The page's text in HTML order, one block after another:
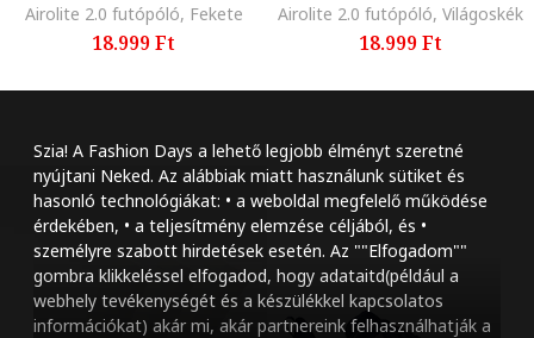
Szia! A Fashion Days a lehető legjobb élményt szeretné
nyújtani Neked. Az alábbiak miatt használunk sütiket és
hasonló technológiákat: • a weboldal megfelelő működése
érdekében, • a teljesítmény elemzése céljából, és •
személyre szabott hirdetések esetén. Az ""Elfogadom""
gombra klikkeléssel elfogadod, hogy adataitd(például a
webhely tevékenységét és a készülékkel kapcsolatos
információkat) akár mi, akár partnereink felhasználhatják a
Airolite 2.0 futópóló, Fekete
18.999 Ft
Airolite 2.0 futópóló, Világoskék
18.999 Ft
Szöveg méretének
Szóköz növelése
Szóköz csökkentése
Sortávolság